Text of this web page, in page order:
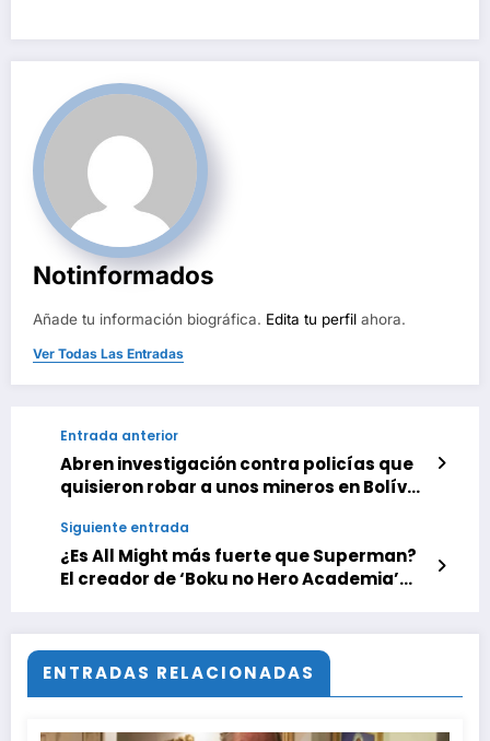
Notinformados
Añade tu información biográfica. Edita tu perfil ahora.
Ver Todas Las Entradas
Entrada anterior
Abren investigación contra policías que
quisieron robar a unos mineros en Bolívar
Siguiente entrada
¿Es All Might más fuerte que Superman?
El creador de ‘Boku no Hero Academia’
ENTRADAS RELACIONADAS